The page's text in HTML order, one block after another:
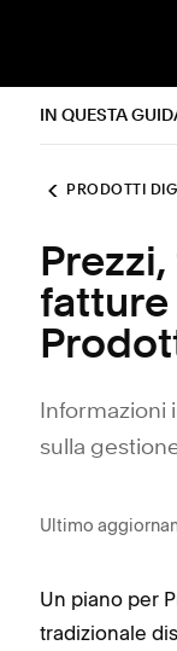
IN QUESTA
PRODOTTI
fatture
sulla
Ultimo
Un piano per
tradizionale